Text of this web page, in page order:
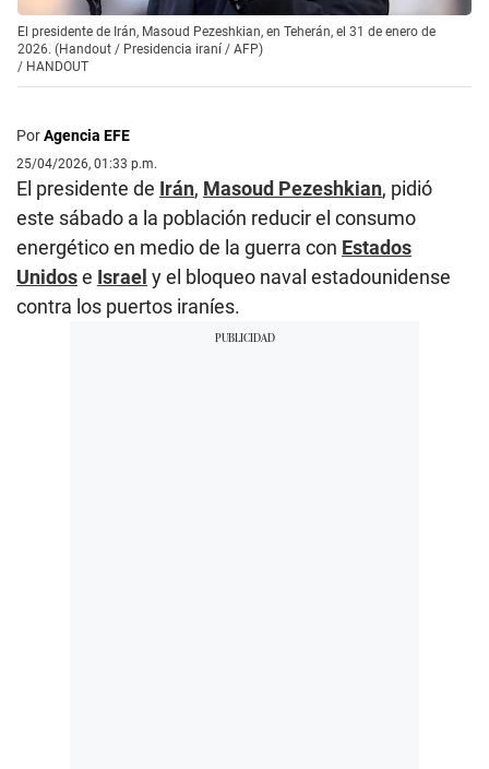
El presidente de Irán, Masoud Pezeshkian, en Teherán, el 31 de enero de
2026. (Handout / Presidencia iraní / AFP)
/ HANDOUT
PorAgencia EFE
25/04/2026, 01:33 p.m.
El presidente de Irán, Masoud Pezeshkian, pidió
este sábado a la población reducir el consumo
energético en medio de la guerra con Estados
Unidose Israel y el bloqueo naval estadounidense
contra los puertos iraníes.